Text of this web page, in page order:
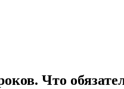
Что